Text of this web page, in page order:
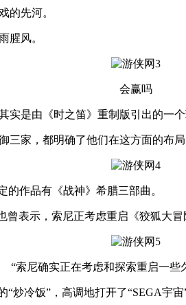
先河。
腥风。
会赢吗
实是由《时之笛》重制版引出的一
家，都明确了他们在这方面的布局
作品有《战神》希腊三部曲。
示，索尼正考虑重启《狡狐大冒
“索尼确实正在考虑和探索重启一些
冷饭”，高调地打开了“SEGA宇宙”